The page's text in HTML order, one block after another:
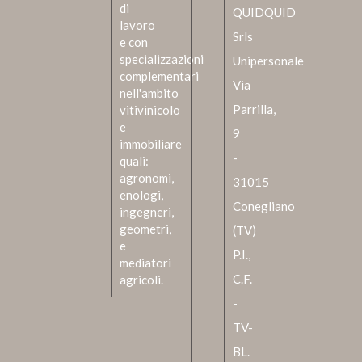
di
lavoro
e con
specializzazioni
complementari
nell'ambito
vitivinicolo
e
immobiliare
quali:
agronomi,
enologi,
ingegneri,
geometri,
e
mediatori
agricoli.
QUIDQUID
Srls
Unipersonale
Via
Parrilla,
9
-
31015
Conegliano
(TV)
P.I.,
C.F.
-
TV-
BL.